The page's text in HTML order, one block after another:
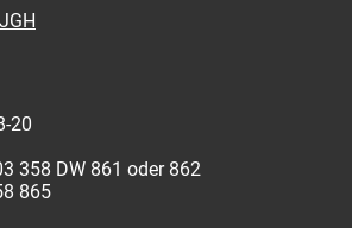
20
358 DW 861 oder 862
865